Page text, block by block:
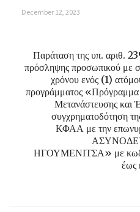
December 12, 2023
Παράταση της υπ. αριθ.
πρόσληψης προσωπικού με
χρόνου ενός (1)
προγράμματος
Μετανάστευσης και
συγχρηματοδότηση
ΚΦΑΑ με την
ΗΓΟΥΜΕΝΙΤΣΑ» με
έως